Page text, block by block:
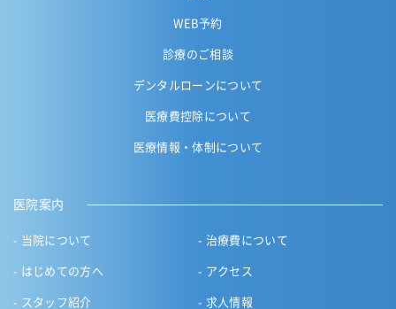
WEB予約
診療のご相談
デンタルローンについて
医療費控除について
医療情報・体制について
医院案内
当院について
はじめての方へ
スタッフ紹介
治療費について
アクセス
求人情報